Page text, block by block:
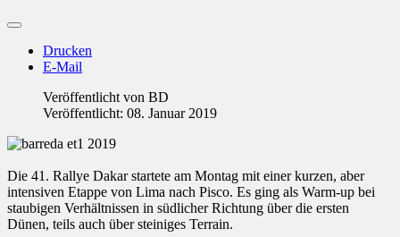
Drucken
E-Mail
Veröffentlicht von BD
Veröffentlicht: 08. Januar 2019
Die 41. Rallye Dakar startete am Montag mit einer kurzen, aber
intensiven Etappe von Lima nach Pisco. Es ging als Warm-up bei
staubigen Verhältnissen in südlicher Richtung über die ersten
Dünen, teils auch über steiniges Terrain.